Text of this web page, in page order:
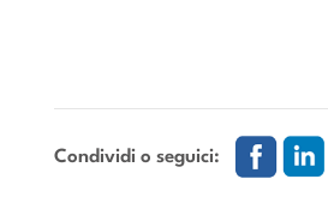
Condividi o seguici: